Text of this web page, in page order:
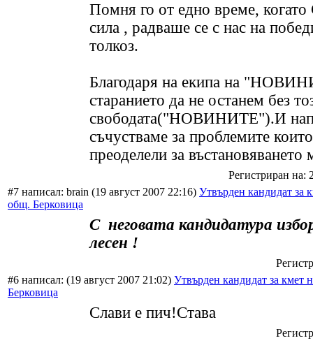
Помня го от едно време,
сила , радваше се с нас на
толкоз.
Благодаря на екипа на
старанието да не останем без
свободата("НОВИНИТЕ").И
съчустваме за проблемите
преоделели за въстановяването
Регистриран на:
#7 написал: brain (19 август 2007 22:16) Утвърден кандидат за
общ. Берковица
С неговата кандидатура
лесен !
#6 написал: (19 август 2007 21:02) Утвърден кандидат за кмет
Берковица
Слави е пич!Става